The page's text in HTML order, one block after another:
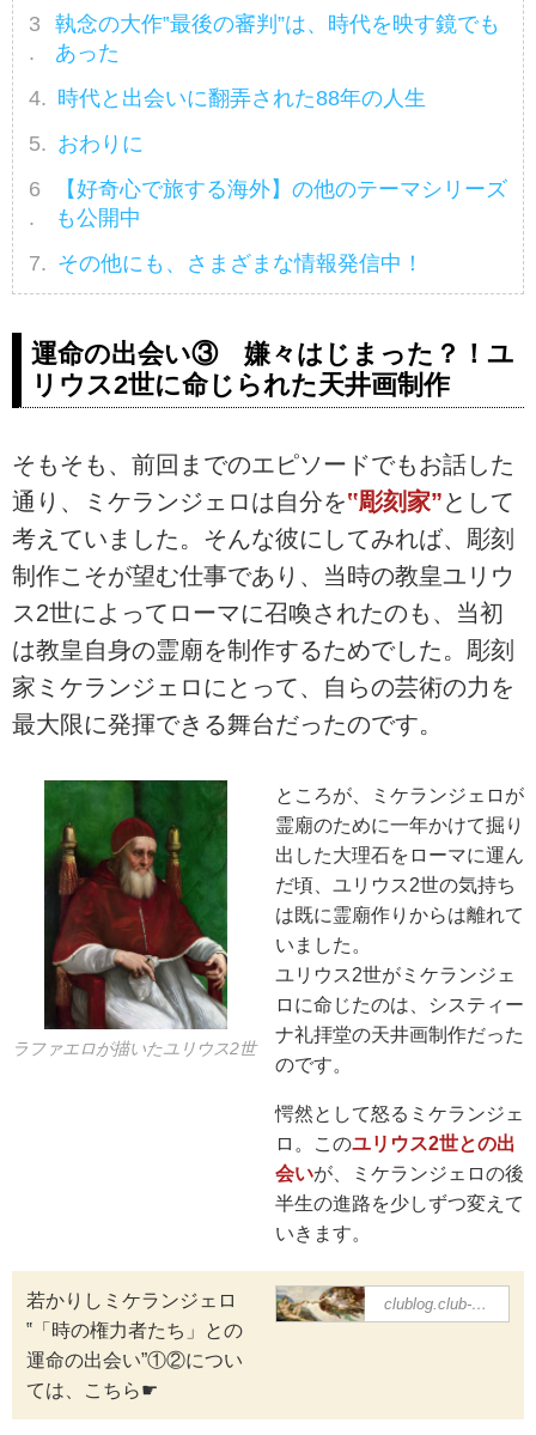
中で、後世に語り
生まれていきまし
た。本シリーズで
代表するイタリア
の芸術家「レオナ
ルド・ダ・ヴィン
チ」、「ミケラン
ァエロ」を中心に
継がれる世界的な
た。本シリーズで
はルネサンス期を
チ」、「ミケラン
イタリア芸術につ
執念の大作‟最後の審判”は、時代を映す鏡でも
あった
時代と出会いに翻弄された88年の人生
おわりに
【好奇心で旅する海外】の他のテーマシリーズ
も公開中
その他にも、さまざまな情報発信中！
運命の出会い③ 嫌々はじまった？！ユ
リウス2世に命じられた天井画制作
そもそも、前回までのエピソードでもお話した
通り、ミケランジェロは自分を‟彫刻家”として
考えていました。そんな彼にしてみれば、彫刻
制作こそが望む仕事であり、当時の教皇ユリウ
ス2世によってローマに召喚されたのも、当初
は教皇自身の霊廟を制作するためでした。彫刻
家ミケランジェロにとって、自らの芸術の力を
最大限に発揮できる舞台だったのです。
ラファエロが描いたユリウス2世
ところが、ミケランジェロが
霊廟のために一年かけて掘り
出した大理石をローマに運ん
だ頃、ユリウス2世の気持ち
は既に霊廟作りからは離れて
いました。
ユリウス2世がミケランジェ
ロに命じたのは、システィー
ナ礼拝堂の天井画制作だった
のです。
愕然として怒るミケランジェ
ロ。このユリウス2世との出
会いが、ミケランジェロの後
半生の進路を少しずつ変えて
いきます。
若かりしミケランジェロ
‟「時の権力者たち」との
運命の出会い”①②につい
ては、こちら☛
＜第5回＞ 『生
まれながらの彫
clublog.club-t.com